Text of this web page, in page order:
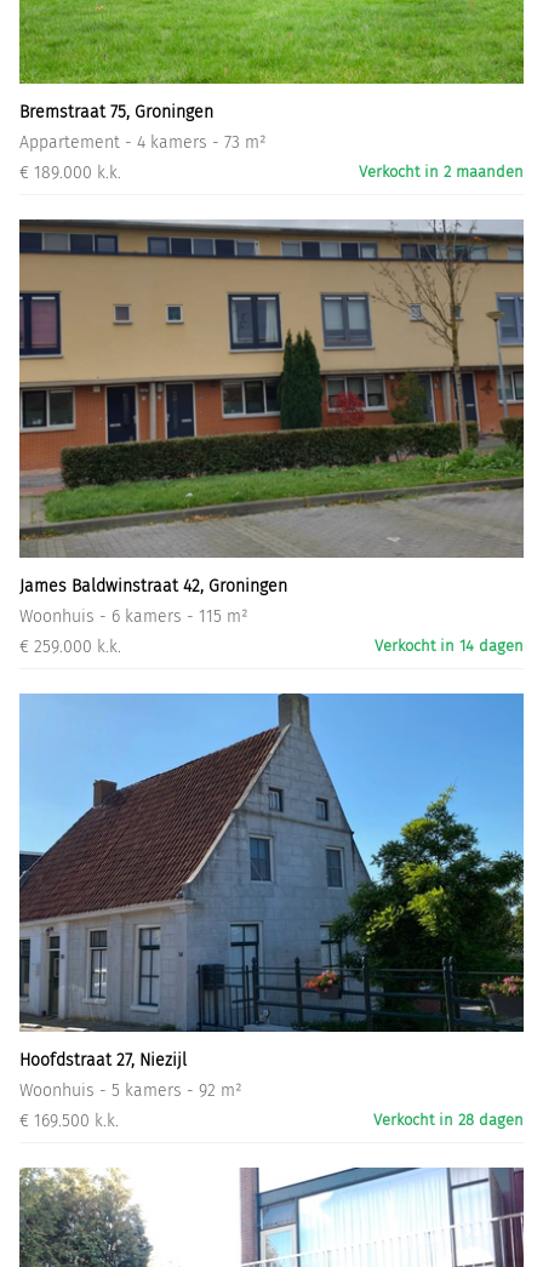
Bremstraat 75, Groningen
Appartement - 4 kamers - 73 m²
€ 189.000 k.k.
Verkocht in 2 maanden
James Baldwinstraat 42, Groningen
Woonhuis - 6 kamers - 115 m²
€ 259.000 k.k.
Verkocht in 14 dagen
Hoofdstraat 27, Niezijl
Woonhuis - 5 kamers - 92 m²
€ 169.500 k.k.
Verkocht in 28 dagen